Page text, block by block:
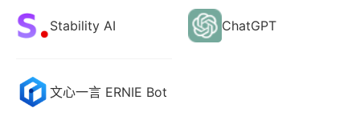
Stability AI ChatGPT
文心一言 ERNIE Bot